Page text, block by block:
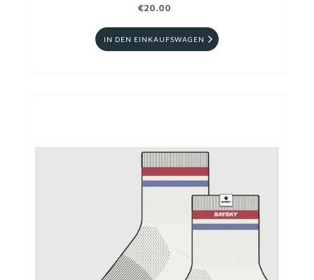
€20.00
IN DEN EINKAUFSWAGEN